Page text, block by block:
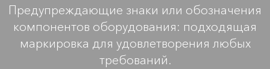
Предупреждающие знаки или обозначения
компонентов оборудования: подходящая
маркировка для удовлетворения любых
требований.